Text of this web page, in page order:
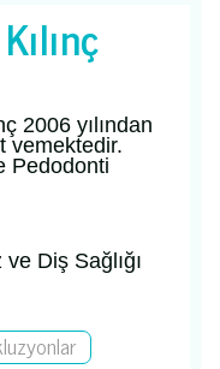
2006 yılından
vemektedir.
Pedodonti
Diş Sağlığı